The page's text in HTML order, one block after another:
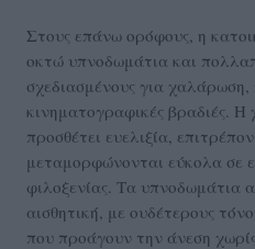
Στους επάνω ορόφους, η
οκτώ υπνοδωμάτια και
σχεδιασμένους για χαλάρωση,
κινηματογραφικές βραδιές.
προσθέτει ευελιξία,
μεταμορφώνονται εύκολα σε
φιλοξενίας. Τα υπνοδωμάτια
αισθητική, με ουδέτερους
που προάγουν την άνεση